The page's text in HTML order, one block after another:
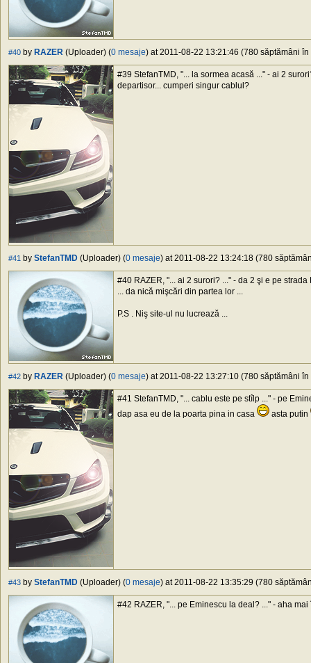
#40 by RAZER (Uploader) (0 mesaje) at 2011-08-22 13:21:46 (780 săptămâni în
#39 StefanTMD, "... la sormea acasă ..." - ai 2
departisor... cumperi singur cablul?
#41 by StefanTMD (Uploader) (0 mesaje) at 2011-08-22 13:24:18 (780
#40 RAZER, "... ai 2 surori? ..." - da 2 şi e pe
... da nică mişcări din partea lor ...
P.S . Niş site-ul nu lucrează ...
#42 by RAZER (Uploader) (0 mesaje) at 2011-08-22 13:27:10 (780 săptămâni în
#41 StefanTMD, "... cablu este pe stîlp ..." - pe
dap asa eu de la poarta pina in casa
asta putin
#43 by StefanTMD (Uploader) (0 mesaje) at 2011-08-22 13:35:29 (780
#42 RAZER, "... pe Eminescu la deal? ..." - aha